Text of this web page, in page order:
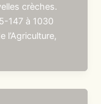
crèches.
147 à 1030
l’Agriculture,